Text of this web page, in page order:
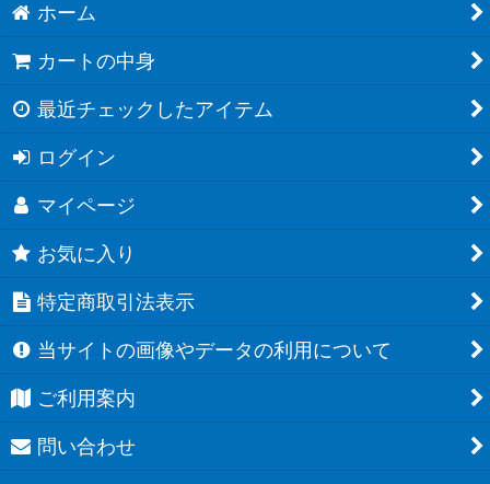
ホーム
カートの中身
最近チェックしたアイテム
ログイン
マイページ
お気に入り
特定商取引法表示
当サイトの画像やデータの利用について
ご利用案内
問い合わせ